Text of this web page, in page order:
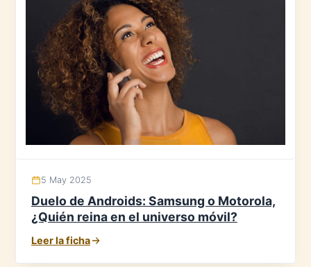
5 May 2025
Duelo de Androids: Samsung o Motorola,
¿Quién reina en el universo móvil?
Leer la ficha